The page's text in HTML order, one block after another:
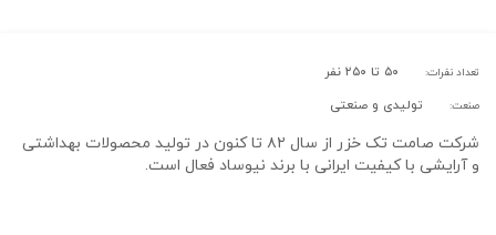
تعداد نفرات: ۵۰ تا ۲۵۰ نفر
صنعت: تولیدی و صنعتی
شرکت صامت تک خزر از سال ۸۲ تا کنون در تولید محصولات بهداشتی
و آرایشی با کیفیت ایرانی با برند نیوساد فعال است.